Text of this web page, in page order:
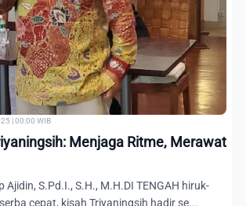
| 00:00 WIB
Menjaga Ritme, Merawat
Ajidin, S.Pd.I., S.H., M.H.DI TENGAH hiruk-
cepat, kisah Triyaningsih hadir se...